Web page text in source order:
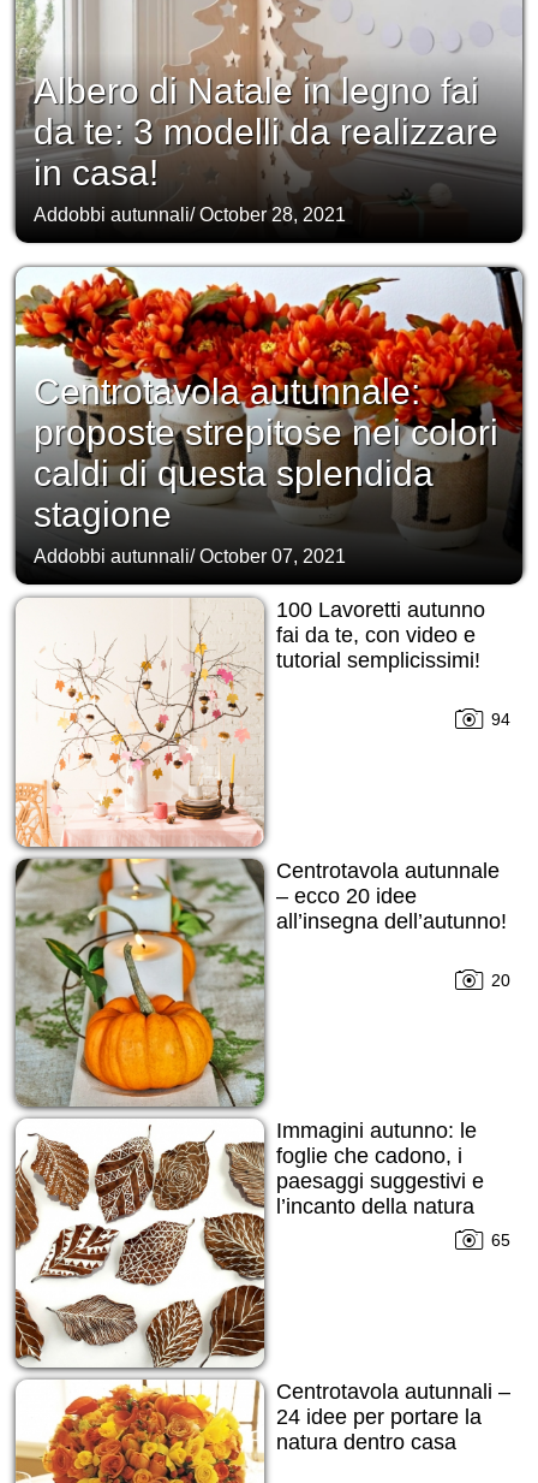
Albero di Natale in legno fai
da te: 3 modelli da realizzare
in casa!
Addobbi autunnali/October 28, 2021
Centrotavola autunnale:
proposte strepitose nei colori
caldi di questa splendida
stagione
Addobbi autunnali/October 07, 2021
100 Lavoretti autunno
fai da te, con video e
tutorial semplicissimi!
94
Centrotavola autunnale
– ecco 20 idee
all’insegna dell’autunno!
20
Immagini autunno: le
foglie che cadono, i
paesaggi suggestivi e
l’incanto della natura
65
Centrotavola autunnali –
24 idee per portare la
natura dentro casa